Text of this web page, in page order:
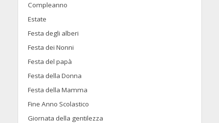
Compleanno
Estate
Festa degli alberi
Festa dei Nonni
Festa del papà
Festa della Donna
Festa della Mamma
Fine Anno Scolastico
Giornata della gentilezza